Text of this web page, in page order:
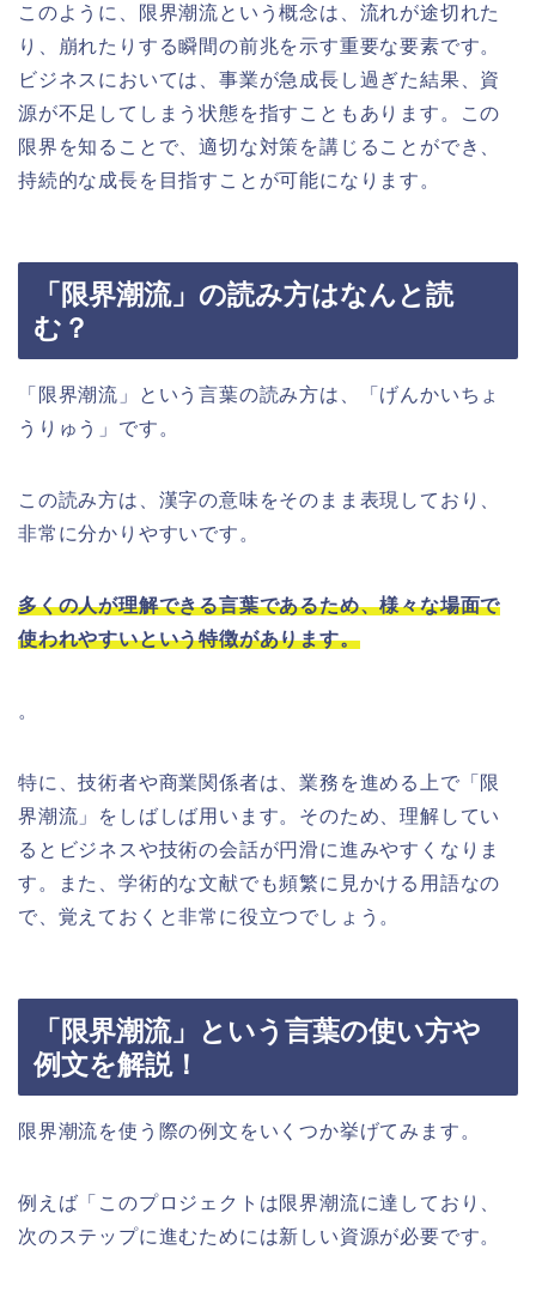
このように、限界潮流という概念は、流れが途切れた
り、崩れたりする瞬間の前兆を示す重要な要素です。
ビジネスにおいては、事業が急成長し過ぎた結果、資
源が不足してしまう状態を指すこともあります。この
限界を知ることで、適切な対策を講じることができ、
持続的な成長を目指すことが可能になります。
「限界潮流」の読み方はなんと読
む？
「限界潮流」という言葉の読み方は、「げんかいちょ
うりゅう」です。
この読み方は、漢字の意味をそのまま表現しており、
非常に分かりやすいです。
多くの人が理解できる言葉であるため、様々な場面で
使われやすいという特徴があります。
。
特に、技術者や商業関係者は、業務を進める上で「限
界潮流」をしばしば用います。そのため、理解してい
るとビジネスや技術の会話が円滑に進みやすくなりま
す。また、学術的な文献でも頻繁に見かける用語なの
で、覚えておくと非常に役立つでしょう。
「限界潮流」という言葉の使い方や
例文を解説！
限界潮流を使う際の例文をいくつか挙げてみます。
例えば「このプロジェクトは限界潮流に達しており、
次のステップに進むためには新しい資源が必要です。